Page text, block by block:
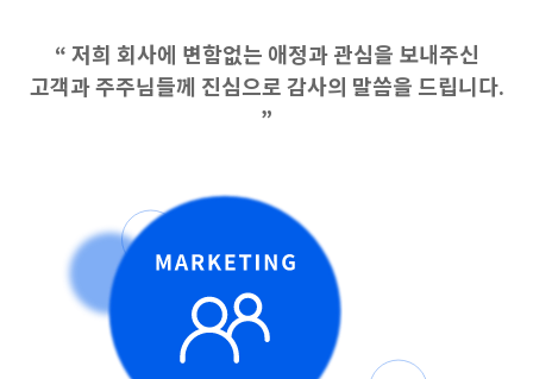
“ 저희 회사에 변함없는 애정과 관심을 보내주신
고객과 주주님들께 진심으로 감사의 말씀을 드립니다.
”